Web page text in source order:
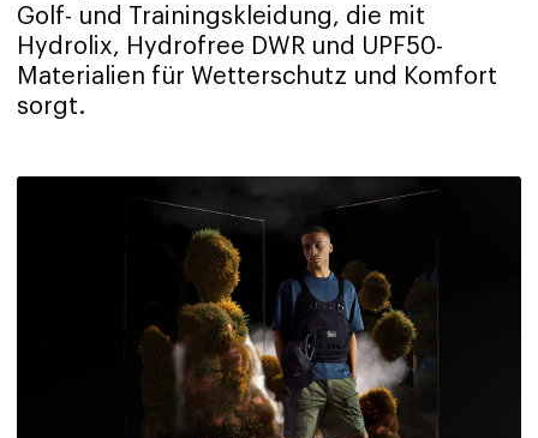
Golf- und Trainingskleidung, die mit
Hydrolix, Hydrofree DWR und UPF50-
Materialien für Wetterschutz und Komfort
sorgt.